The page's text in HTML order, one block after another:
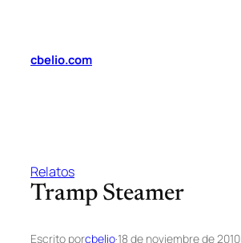
contenido
cbelio.com
Relatos
Tramp Steamer
Escrito porcbelio·18 de noviembre de 2010